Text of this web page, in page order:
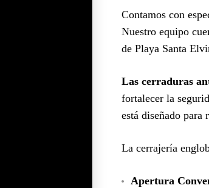
Contamos con
Nuestro equipo
de Playa Santa
Las cerraduras
fortalecer la
está diseñado para
La cerrajería
Apertura